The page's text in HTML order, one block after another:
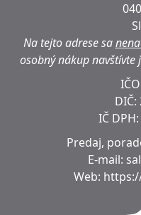
Na tejto adrese sa
osobný nákup navštívte
DIČ:
IČ DPH:
Predaj,
E-mail:
Web: